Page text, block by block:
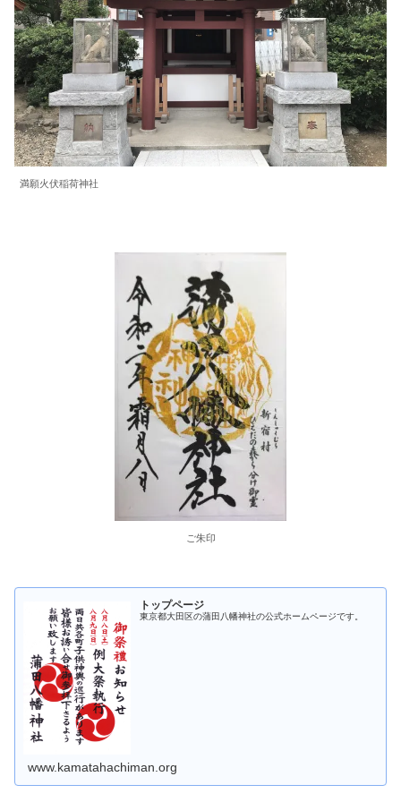
満願火伏稲荷神社
ご朱印
トップページ
東京都大田区の蒲田八幡神社の公式ホームページです。
www.kamatahachiman.org